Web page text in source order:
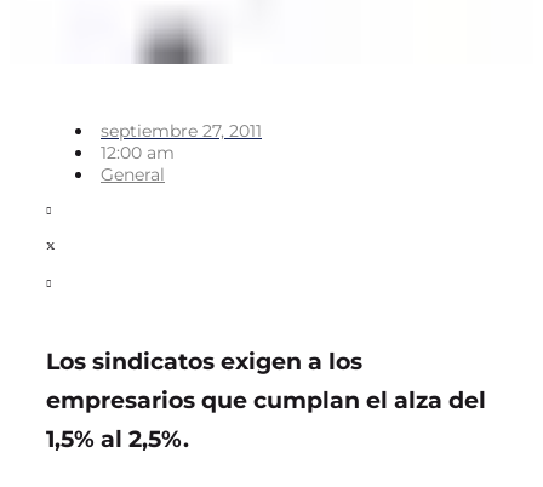
septiembre 27, 2011
12:00 am
General
Los sindicatos exigen a los
empresarios que cumplan el alza del
1,5% al 2,5%.